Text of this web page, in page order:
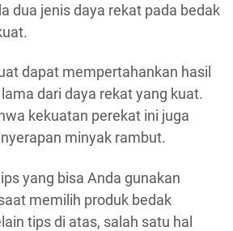
dua jenis daya rekat pada bedak
dapat mempertahankan hasil
dari daya rekat yang kuat.
kekuatan perekat ini juga
minyak rambut.
yang bisa Anda gunakan
memilih produk bedak
tips di atas, salah satu hal